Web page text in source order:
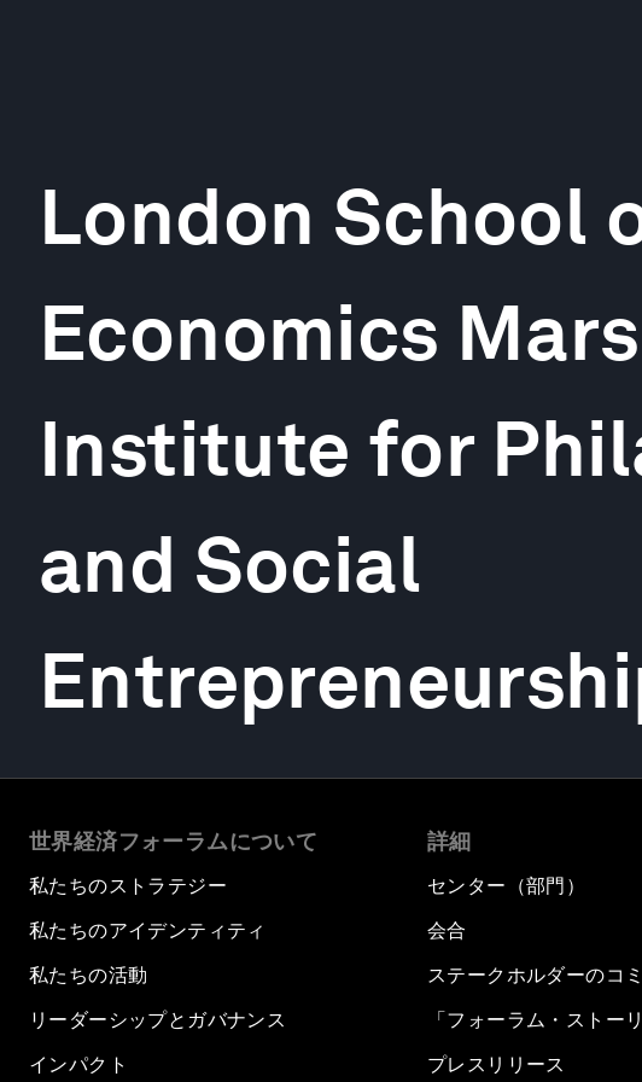
London School
Economics
Institute for
and Social
世界経済フォーラムについて
私たちのストラテジー
私たちのアイデンティティ
私たちの活動
リーダーシップとガバナンス
インパクト
詳細
センター（部門）
会合
ステークホルダーのコ
「フォーラム・ストーリ
プレスリリース